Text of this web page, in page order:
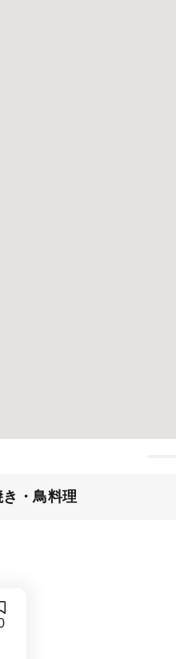
・鳥料理